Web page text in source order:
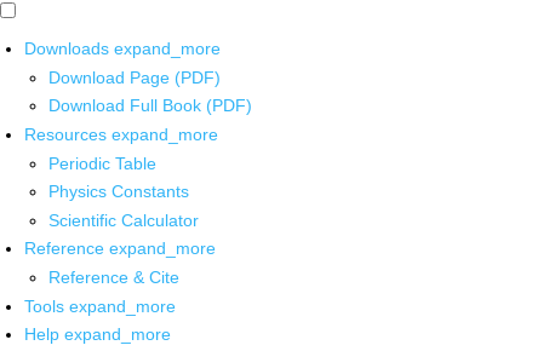
Downloads expand_more
Download Page (PDF)
Download Full Book (PDF)
Resources expand_more
Periodic Table
Physics Constants
Scientific Calculator
Reference expand_more
Reference & Cite
Tools expand_more
Help expand_more